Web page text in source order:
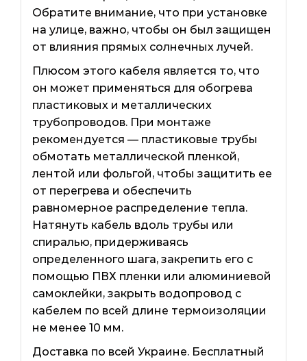
Обратите внимание, что при установке
на улице, важно, чтобы он был защищен
от влияния прямых солнечных лучей.
Плюсом этого кабеля является то, что
он может применяться для обогрева
пластиковых и металлических
трубопроводов. При монтаже
рекомендуется — пластиковые трубы
обмотать металлической пленкой,
лентой или фольгой, чтобы защитить ее
от перегрева и обеспечить
равномерное распределение тепла.
Натянуть кабель вдоль трубы или
спиралью, придерживаясь
определенного шага, закрепить его с
помощью ПВХ пленки или алюминиевой
самоклейки, закрыть водопровод с
кабелем по всей длине термоизоляции
не менее 10 мм.
Доставка по всей Украине. Бесплатный